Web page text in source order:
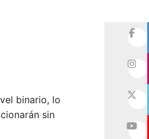
binario, lo
sin